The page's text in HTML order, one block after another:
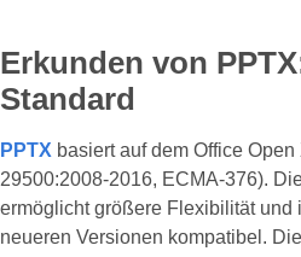
Erkunden von
Standard
PPTX basiert auf dem Office
29500:2008-2016, ECMA-376).
ermöglicht größere Flexibilität und
neueren Versionen kompatibel.